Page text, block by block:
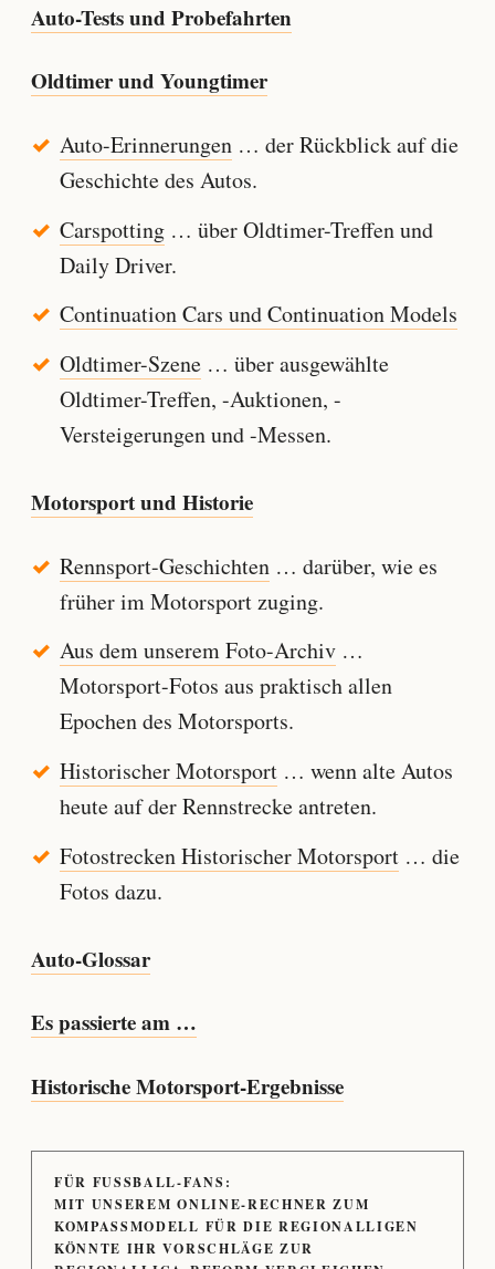
Auto-Tests und Probefahrten
Oldtimer und Youngtimer
Auto-Erinnerungen… der Rückblick auf die
Geschichte des Autos.
Carspotting… über Oldtimer-Treffen und
Daily Driver.
Continuation Cars und Continuation Models
Oldtimer-Szene… über ausgewählte
Oldtimer-Treffen, -Auktionen, -
Versteigerungen und -Messen.
Motorsport und Historie
Rennsport-Geschichten… darüber, wie es
früher im Motorsport zuging.
Aus dem unserem Foto-Archiv…
Motorsport-Fotos aus praktisch allen
Epochen des Motorsports.
Historischer Motorsport… wenn alte Autos
heute auf der Rennstrecke antreten.
Fotostrecken Historischer Motorsport… die
Fotos dazu.
Auto-Glossar
Es passierte am …
Historische Motorsport-Ergebnisse
FÜR FUSSBALL-FANS:
MIT UNSEREM ONLINE-RECHNER ZUM
KOMPASSMODELL FÜR DIE REGIONALLIGEN
KÖNNTE IHR VORSCHLÄGE ZUR